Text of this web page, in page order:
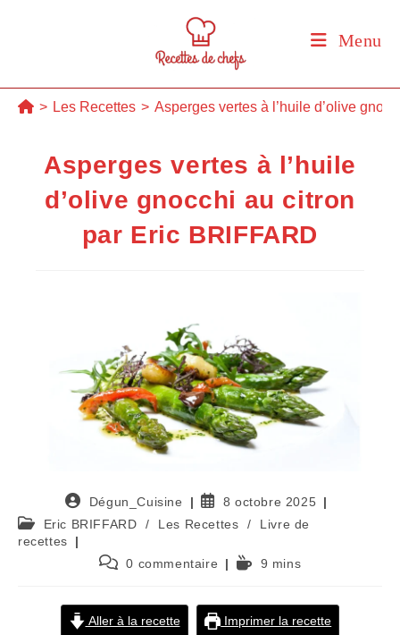
Menu
> Les Recettes > Asperges vertes à l’huile d’olive
Asperges vertes à l’huile
d’olive gnocchi au citron
par Eric BRIFFARD
Auteur/autrice
de
publication :
Dégun_Cuisine
Publication
publiée :
8 octobre 2025
Post
category:
Eric BRIFFARD / Les Recettes /
Livre de
recettes
Commentaires
publication :
0 commentaire
Temps9 mins
Aller à la recette Imprimer la recette